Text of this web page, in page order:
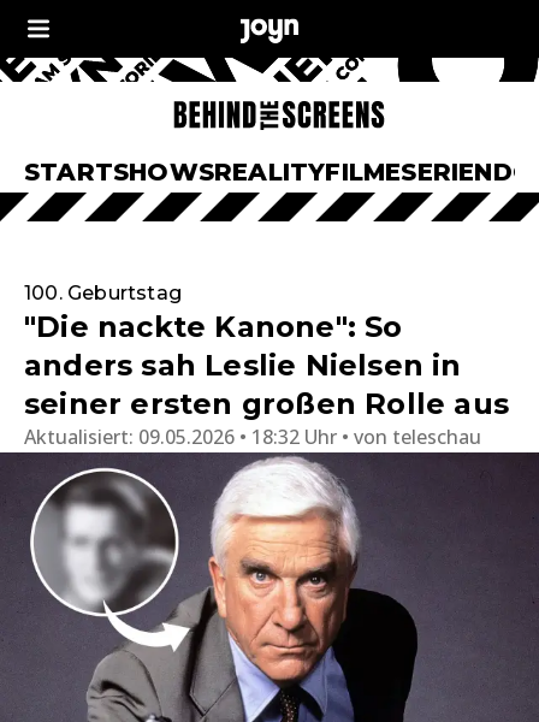
STARTSHOWSREALITYFILMESERIEN
100. Geburtstag
"Die nackte Kanone": So
anders sah Leslie Nielsen in
seiner ersten großen Rolle aus
Aktualisiert: 09.05.2026 • 18:32 Uhr von teleschau